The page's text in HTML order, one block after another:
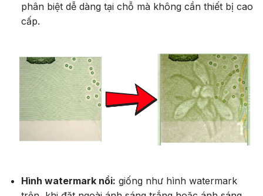
phân biệt dễ dàng tại chỗ mà không cần thiết bị cao
cấp.
Hình watermark nổi: giống như hình watermark